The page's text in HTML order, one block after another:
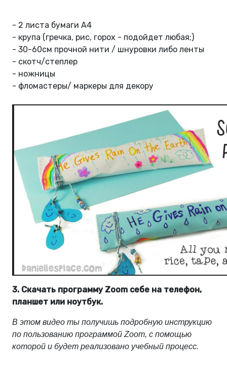
- 2 листа бумаги А4
- крупа (гречка, рис, горох - подойдет любая;)
- 30-60см прочной нити / шнуровки либо ленты
- скотч/степлер
- ножницы
- фломастеры/ маркеры для декору
3. Скачать программу Zoom себе на телефон,
планшет или ноутбук.
В этом видео ты получишь подробную инструкцию
по пользованию программой Zoom, с помощью
которой и будет реализовано учебный процесс.